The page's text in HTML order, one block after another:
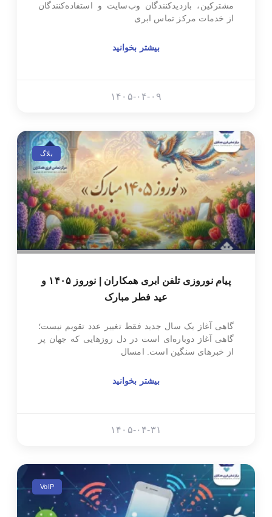
مشترکین، بازدیدکنندگان وب‌سایت و استفاده‌کنندگان
از خدمات مرکز تماس ابری
بیشتر بخوانید
۱۴۰۵-۰۴-۰۹
بلاگ
پیام نوروزی تلفن ابری همکاران | نوروز ۱۴۰۵ و
عید فطر مبارک
گاهی آغاز یک سال جدید فقط تغییر عدد تقویم نیست؛
گاهی آغاز دوباره‌ای است در دل روزهایی که جهان پر
از خبرهای سنگین است. امسال
بیشتر بخوانید
۱۴۰۵-۰۴-۳۱
VoIP